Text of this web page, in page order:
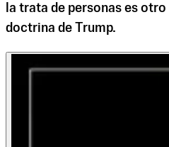
la trata de personas es
doctrina de Trump.